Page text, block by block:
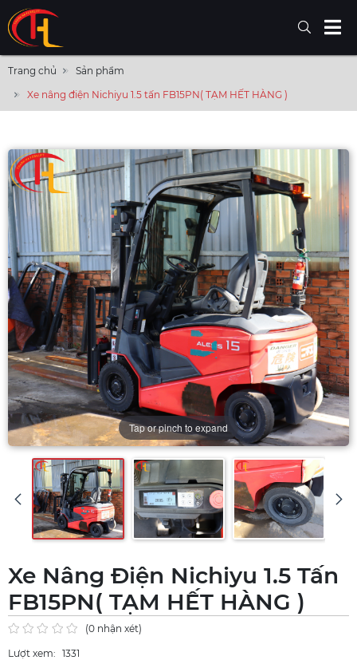
Trang chủ
Sản phẩm
Xe nâng điện Nichiyu 1.5 tấn FB15PN( TẠM HẾT HÀNG )
Tap or pinch to expand
Xe Nâng Điện Nichiyu 1.5 Tấn
FB15PN( TẠM HẾT HÀNG )
(0 nhận xét)
Lượt xem: 1331